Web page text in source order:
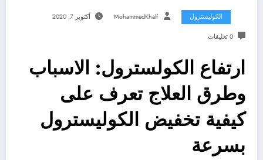
الكوليسترول MohammedKhalf أكتوبر 7, 2020
0 تعليقات
ارتفاع الكولسترول: الاسباب
وطرق العلاج تعرف على
كيفية تخفيض الكوليسترول
بسرعة